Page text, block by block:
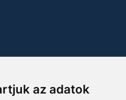
az adatok